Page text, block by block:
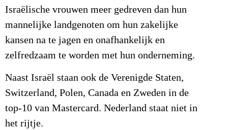
Israëlische vrouwen meer gedreven dan hun
mannelijke landgenoten om hun zakelijke
kansen na te jagen en onafhankelijk en
zelfredzaam te worden met hun onderneming.
Naast Israël staan ook de Verenigde Staten,
Switzerland, Polen, Canada en Zweden in de
top-10 van Mastercard. Nederland staat niet in
het rijtje.